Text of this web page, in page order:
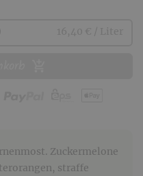
Zucker­melone
straffe